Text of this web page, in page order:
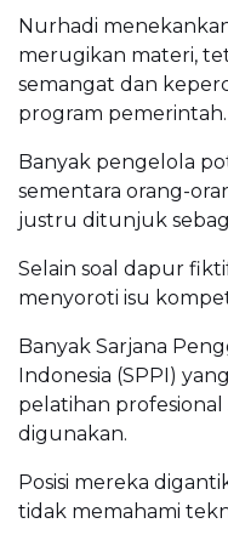
Nurhadi
merugikan materi,
semangat dan
program pemerintah.
Banyak pengelola
sementara orang-
justru ditunjuk
Selain soal dapur
menyoroti isu
Banyak Sarjana
Indonesia (SPPI)
pelatihan
digunakan.
Posisi mereka
tidak memahami